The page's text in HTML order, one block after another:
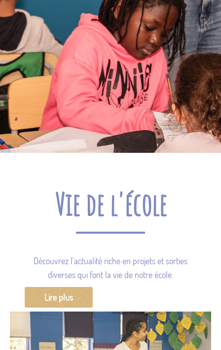
Vie de l'école
Découvrez l’actualité riche en projets et sorties
diverses qui font la vie de notre école.
Lire plus